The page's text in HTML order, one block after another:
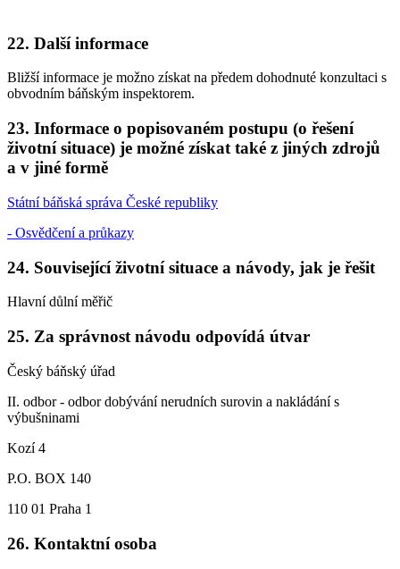
22. Další informace
Bližší informace je možno získat na předem dohodnuté konzultaci s
obvodním báňským inspektorem.
23. Informace o popisovaném postupu (o řešení
životní situace) je možné získat také z jiných zdrojů
a v jiné formě
Státní báňská správa České republiky
- Osvědčení a průkazy
24. Související životní situace a návody, jak je řešit
Hlavní důlní měřič
25. Za správnost návodu odpovídá útvar
Český báňský úřad
II. odbor - odbor dobývání nerudních surovin a nakládání s
výbušninami
Kozí 4
P.O. BOX 140
110 01 Praha 1
26. Kontaktní osoba